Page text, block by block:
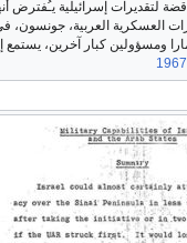
لتقديرات إسرائيلية يـُفترض
العسكرية العربية، جونسون،
ومسؤولين كبار آخرين، يستمع
1967